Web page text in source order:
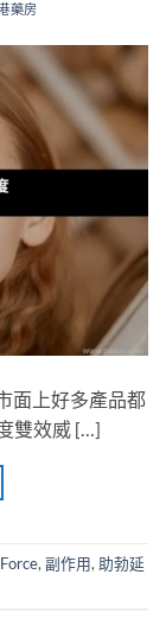
藥房
面上好多產品都
雙效威 […]
, 副作用, 助勃延